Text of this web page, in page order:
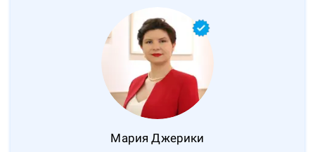
Мария Джерики